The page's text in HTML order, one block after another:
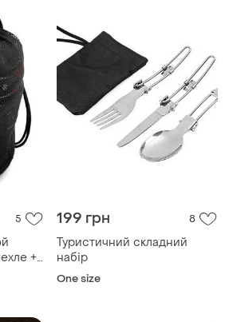
5
+
199 грн 8
Туристичний складний
набір
One size